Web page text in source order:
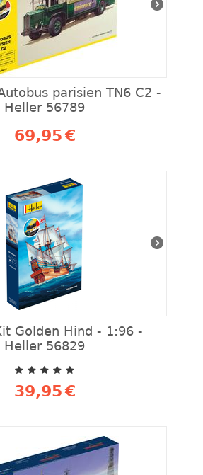
parisien TN6 C2 -
Heller 56789
69,95€
Golden Hind - 1:96 -
Heller 56829
39,95€